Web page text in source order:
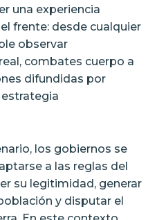
una experiencia
frente: desde cualquier
observar
combates cuerpo a
difundidas por
los gobiernos se
a las reglas del
su legitimidad, generar
y disputar el